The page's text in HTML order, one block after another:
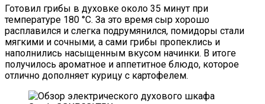
Готовил грибы в духовке около 35 минут при
температуре 180 °C. За это время сыр хорошо
расплавился и слегка подрумянился, помидоры стали
мягкими и сочными, а сами грибы пропеклись и
наполнились насыщенным вкусом начинки. В итоге
получилось ароматное и аппетитное блюдо, которое
отлично дополняет курицу с картофелем.